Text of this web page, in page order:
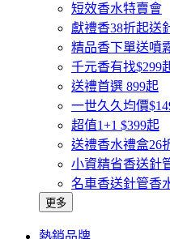
短效香水特賣會
獻禮香38折起送
精品香下單送噴
千元香有找$299
送禮首選 899起
一世久久均價
超值1+1 $399起
送禮香水禮盒26
小資精省香送針
名車香送針管香
更多
熱銷品牌